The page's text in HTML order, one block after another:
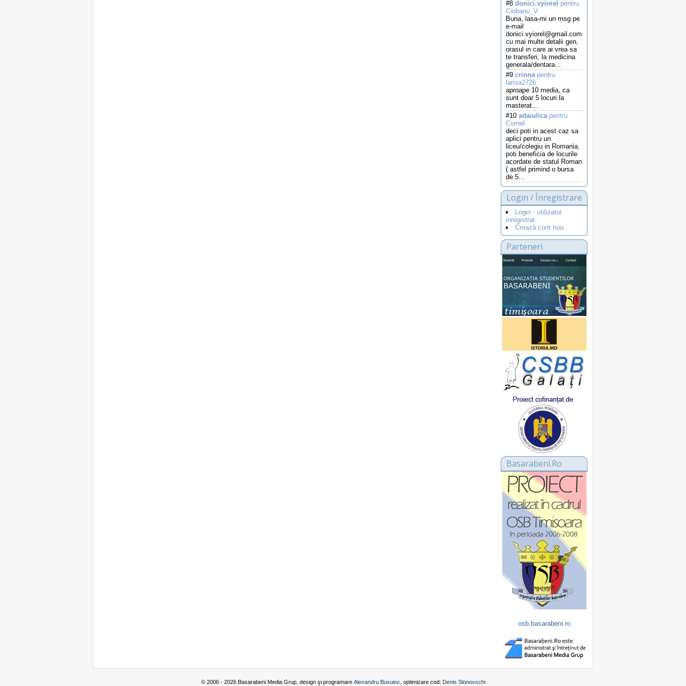
#8 donici.vyiorel pentru
Ciobanu_V
Buna, lasa-mi un msg pe
e-mail
donici.vyiorel@gmail.com
cu mai multe detalii gen,
orasul in care ai vrea sa
te transferi, la medicina
generala/dentara...
#9 crinnapentru
larisa2726
aproape 10 media, ca
sunt doar 5 locuri la
masterat...
#10 adaiulicapentru
Cornel
deci poti in acest caz sa
aplici pentru un
liceu/colegiu in Romania,
poti beneficia de locurile
acordate de statul Roman
( astfel primind o bursa
de 5...
Login / Înregistrare
Login - utilizator
inregistrat
Crează cont nou
Parteneri
Basarabeni.Ro
osb.basarabeni.ro
© 2006 - 2026 Basarabeni Media Grup, design şi programare Alexandru Busuioc , optimizare cod: Denis Slonovschi